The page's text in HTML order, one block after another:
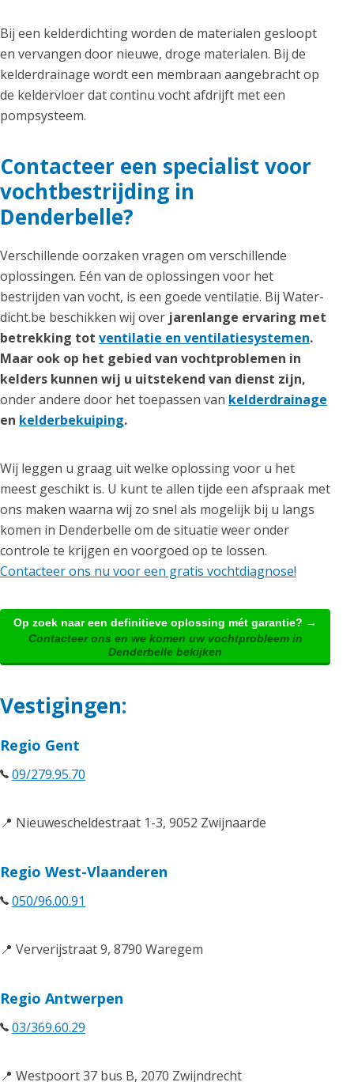
Bij een kelderdichting worden de materialen gesloopt
en vervangen door nieuwe, droge materialen. Bij de
kelderdrainage wordt een membraan aangebracht op
de keldervloer dat continu vocht afdrijft met een
pompsysteem.
Contacteer een specialist voor
vochtbestrijding in
Denderbelle?
Verschillende oorzaken vragen om verschillende
oplossingen. Eén van de oplossingen voor het
bestrijden van vocht, is een goede ventilatie. Bij Water-
dicht.be beschikken wij over jarenlange ervaring met
betrekking tot ventilatie en ventilatiesystemen.
Maar ook op het gebied van vochtproblemen in
kelders kunnen wij u uitstekend van dienst zijn,
onder andere door het toepassen van kelderdrainage
en kelderbekuiping.
Wij leggen u graag uit welke oplossing voor u het
meest geschikt is. U kunt te allen tijde een afspraak met
ons maken waarna wij zo snel als mogelijk bij u langs
komen in Denderbelle om de situatie weer onder
controle te krijgen en voorgoed op te lossen.
Contacteer ons nu voor een gratis vochtdiagnose!
Op zoek naar een definitieve oplossing mét garantie? →
Contacteer ons en we komen uw vochtprobleem in
Denderbelle bekijken
Vestigingen:
Regio Gent
09/279.95.70
📍 Nieuwescheldestraat 1-3, 9052 Zwijnaarde
Regio West-Vlaanderen
050/96.00.91
📍 Ververijstraat 9, 8790 Waregem
Regio Antwerpen
03/369.60.29
📍 Westpoort 37 bus B, 2070 Zwijndrecht